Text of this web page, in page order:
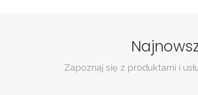
Zapoznaj się z produktami i